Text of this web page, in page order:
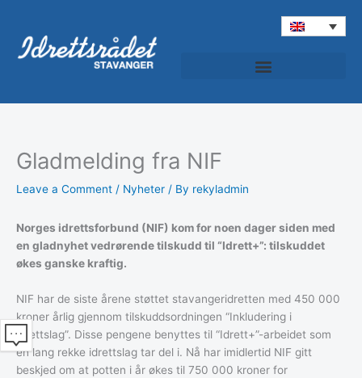
content
Gladmelding fra NIF
Leave a Comment / Nyheter / By rekyladmin
Norges idrettsforbund (NIF) kom for noen dager siden med
en gladnyhet vedrørende tilskudd til “Idrett+”: tilskuddet
økes ganske kraftig.
NIF har de siste årene støttet stavangeridretten med 450 000
kroner årlig gjennom tilskuddsordningen “Inkludering i
idrettslag”. Disse pengene benyttes til “Idrett+”-arbeidet som
en lang rekke idrettslag tar del i. Nå har imidlertid NIF gitt
beskjed om at potten i år økes til 750 000 kroner for